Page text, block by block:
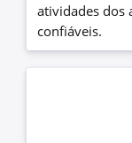
atividades dos
confiáveis.